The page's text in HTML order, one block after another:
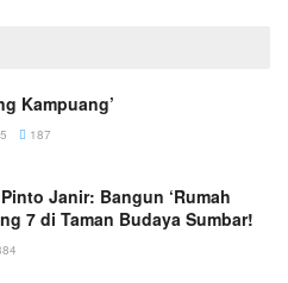
Kampuang’
187
Pinto Janir: Bangun ‘Rumah
7 di Taman Budaya Sumbar!